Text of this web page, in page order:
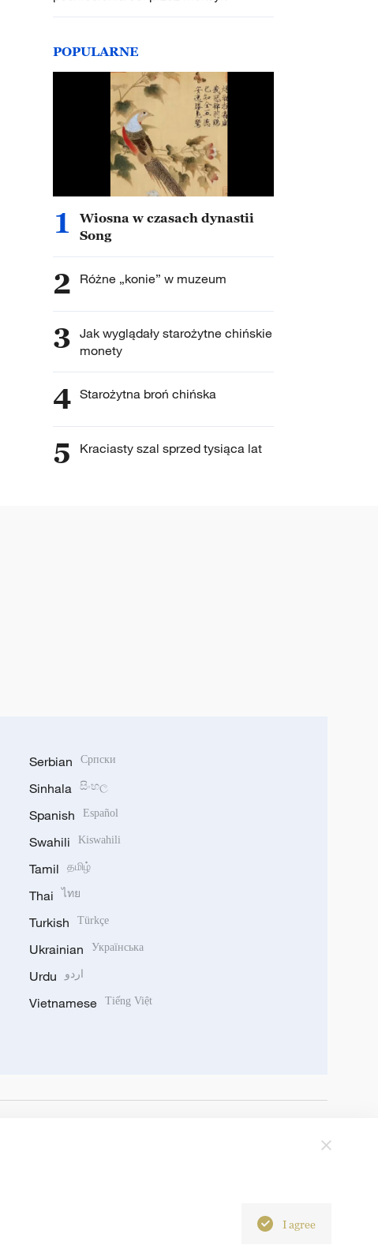
POPULARNE
1
Wiosna w czasach dynastii
Song
2 Różne „konie” w muzeum
3 Jak wyglądały starożytne chińskie
monety
4 Starożytna broń chińska
5 Kraciasty szal sprzed tysiąca lat
Serbian Српски
Sinhala සිංහල
Spanish Español
Swahili Kiswahili
Tamil தமிழ்
Thai ไทย
Turkish Türkçe
Ukrainian Українська
Urdu اردو
Vietnamese Tiếng Việt
I agree